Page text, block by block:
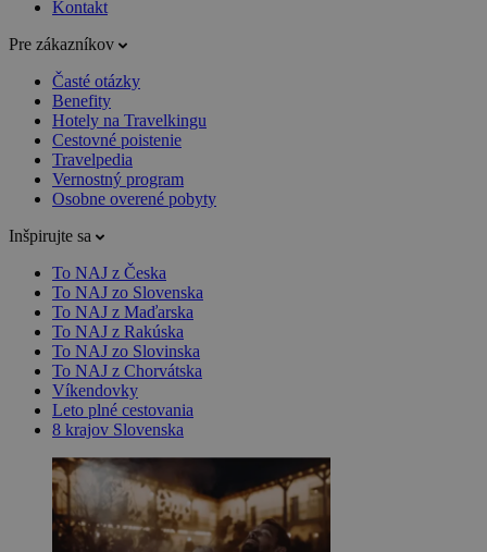
Kontakt
Pre zákazníkov
Časté otázky
Benefity
Hotely na Travelkingu
Cestovné poistenie
Travelpedia
Vernostný program
Osobne overené pobyty
Inšpirujte sa
To NAJ z Česka
To NAJ zo Slovenska
To NAJ z Maďarska
To NAJ z Rakúska
To NAJ zo Slovinska
To NAJ z Chorvátska
Víkendovky
Leto plné cestovania
8 krajov Slovenska